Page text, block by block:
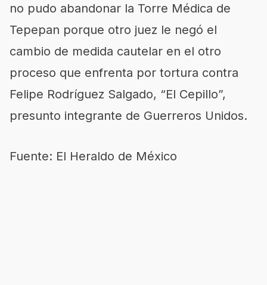
no pudo abandonar la Torre Médica de
Tepepan porque otro juez le negó el
cambio de medida cautelar en el otro
proceso que enfrenta por tortura contra
Felipe Rodríguez Salgado, “El Cepillo”,
presunto integrante de Guerreros Unidos.
Fuente: El Heraldo de México